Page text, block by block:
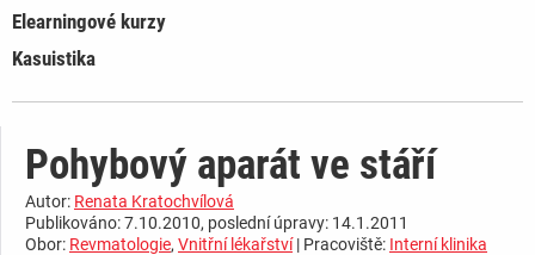
Elearningové kurzy
Kasuistika
Pohybový aparát ve stáří
Autor: Renata Kratochvílová
Publikováno: 7.10.2010, poslední úpravy: 14.1.2011
Obor: Revmatologie, Vnitřní lékařství| Pracoviště: Interní klinika